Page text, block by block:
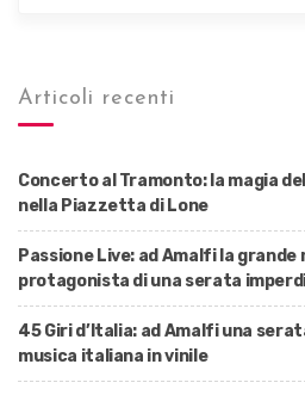
Articoli recenti
Concerto al Tramonto: la magia
nella Piazzetta di Lone
Passione Live: ad Amalfi la
protagonista di una serata
45 Giri d’Italia: ad Amalfi una
musica italiana in vinile